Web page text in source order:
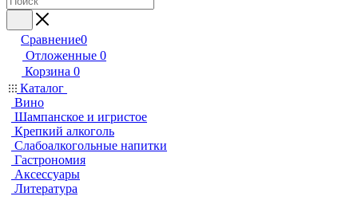
Сравнение0
Отложенные 0
Корзина 0
Каталог
Вино
Шампанское и игристое
Крепкий алкоголь
Слабоалкогольные напитки
Гастрономия
Аксессуары
Литература